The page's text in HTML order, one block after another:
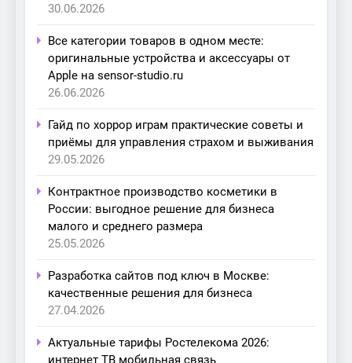
30.06.2026
Все категории товаров в одном месте:
оригинальные устройства и аксессуары от
Apple на sensor-studio.ru
26.06.2026
Гайд по хоррор играм практические советы и
приёмы для управления страхом и выживания
29.05.2026
Контрактное производство косметики в
России: выгодное решение для бизнеса
малого и среднего размера
25.05.2026
Разработка сайтов под ключ в Москве:
качественные решения для бизнеса
27.04.2026
Актуальные тарифы Ростелекома 2026: